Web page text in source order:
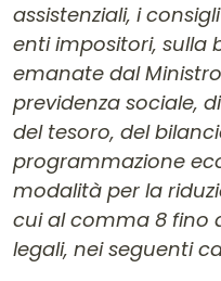
assistenziali, i
enti impositori, sulla
emanate dal
previdenza sociale,
del tesoro, del
programmazione
modalità per la
cui al comma 8 fino
legali, nei seguenti